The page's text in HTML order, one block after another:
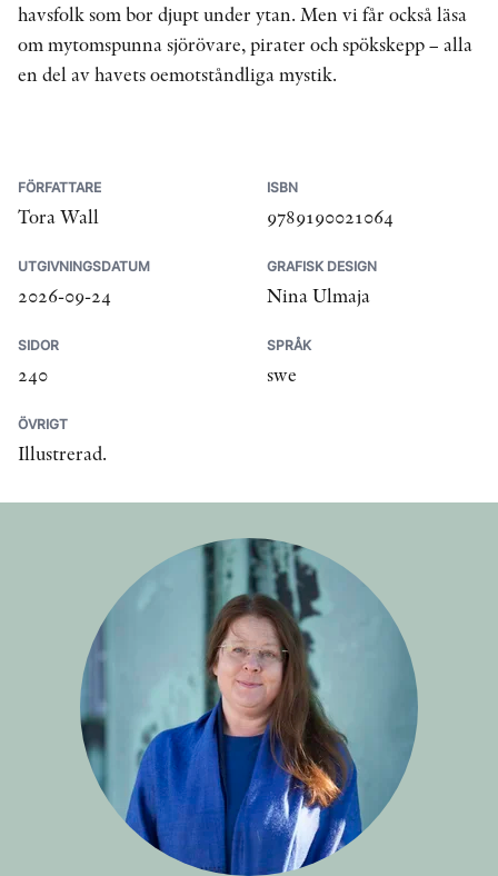
havsfolk som bor djupt under ytan. Men vi får också läsa
om mytomspunna sjörövare, pirater och spökskepp – alla
en del av havets oemotståndliga mystik.
FÖRFATTARE
Tora Wall
ISBN
9789190021064
UTGIVNINGSDATUM
2026-09-24
GRAFISK DESIGN
Nina Ulmaja
SIDOR
240
SPRÅK
swe
ÖVRIGT
Illustrerad.